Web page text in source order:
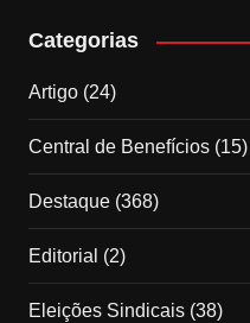
Categorias
Artigo(24)
Central de Benefícios(15)
Destaque(368)
Editorial (2)
Eleições Sindicais(38)